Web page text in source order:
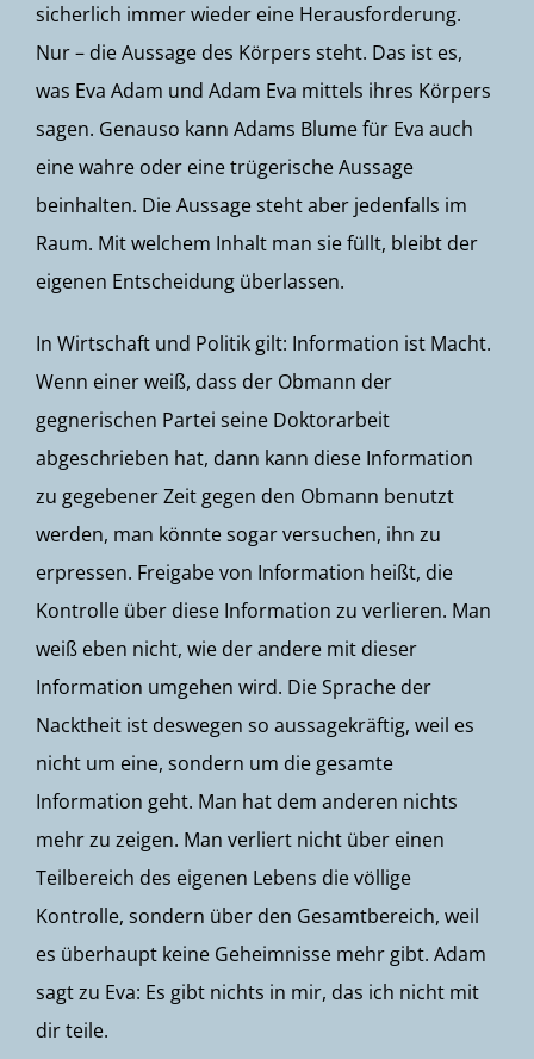
sicherlich immer wieder eine Herausforderung.
Nur – die Aussage des Körpers steht. Das ist es,
was Eva Adam und Adam Eva mittels ihres Körpers
sagen. Genauso kann Adams Blume für Eva auch
eine wahre oder eine trügerische Aussage
beinhalten. Die Aussage steht aber jedenfalls im
Raum. Mit welchem Inhalt man sie füllt, bleibt der
eigenen Entscheidung überlassen.
In Wirtschaft und Politik gilt: Information ist Macht.
Wenn einer weiß, dass der Obmann der
gegnerischen Partei seine Doktorarbeit
abgeschrieben hat, dann kann diese Information
zu gegebener Zeit gegen den Obmann benutzt
werden, man könnte sogar versuchen, ihn zu
erpressen. Freigabe von Information heißt, die
Kontrolle über diese Information zu verlieren. Man
weiß eben nicht, wie der andere mit dieser
Information umgehen wird. Die Sprache der
Nacktheit ist deswegen so aussagekräftig, weil es
nicht um eine, sondern um die gesamte
Information geht. Man hat dem anderen nichts
mehr zu zeigen. Man verliert nicht über einen
Teilbereich des eigenen Lebens die völlige
Kontrolle, sondern über den Gesamtbereich, weil
es überhaupt keine Geheimnisse mehr gibt. Adam
sagt zu Eva: Es gibt nichts in mir, das ich nicht mit
dir teile.